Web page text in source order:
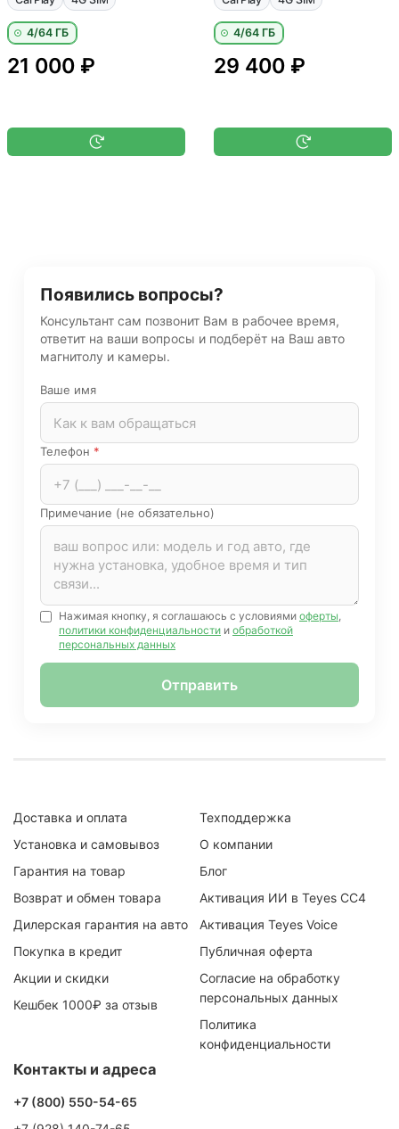
4/64 ГБ
21 000 ₽
4/64 ГБ
29 400 ₽
Появились вопросы?
Консультант сам позвонит Вам в рабочее время,
ответит на ваши вопросы и подберёт на Ваш авто
магнитолу и камеры.
Ваше имя
Телефон *
Примечание (не обязательно)
Нажимая кнопку, я соглашаюсь с условиями оферты,
политики конфиденциальности и обработкой
персональных данных
Отправить
Доставка и оплата
Установка и самовывоз
Гарантия на товар
Возврат и обмен товара
Дилерская гарантия на авто
Покупка в кредит
Акции и скидки
Кешбек 1000₽ за отзыв
Техподдержка
О компании
Блог
Активация ИИ в Teyes CC4
Активация Teyes Voice
Публичная оферта
Согласие на обработку
персональных данных
Политика
конфиденциальности
Контакты и адреса
+7 (800) 550-54-65